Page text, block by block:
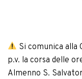
Si comunica alla
p.v. la corsa delle
Almenno S.